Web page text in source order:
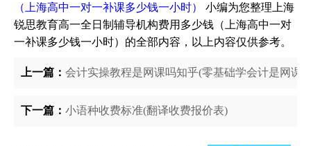
（上海高中一对一补课多少钱一小时）
小编为您整理上海
锐思教育高一全日制辅导机构费用多少钱（上海高中一对
一补课多少钱一小时）的全部内容，以上内容仅供参考。
上一篇： 会计实操教程是网课吗知乎(零基础学会计是网课
下一篇： 小语种收费标准(翻译收费报价表)